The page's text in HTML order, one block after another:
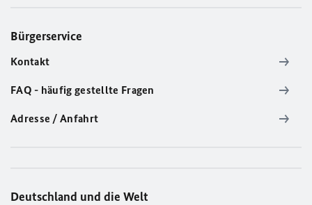
Bürgerservice
Kontakt
FAQ - häufig gestellte Fragen
Adresse / Anfahrt
Deutschland und die Welt